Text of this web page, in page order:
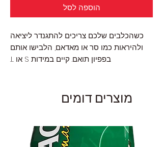
הוספה לסל
כשהכלבים שלכם צריכים להתגנדר ליציאה
ולהיראות כמו סר או מאדאם, הלבישו אותם
בפפיון תואם. קיים במידות S או L.
מוצרים דומים